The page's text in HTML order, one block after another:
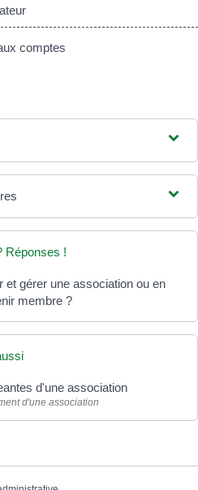
comptes
Réponses !
et gérer une association ou en
membre ?
d'une association
d'une association